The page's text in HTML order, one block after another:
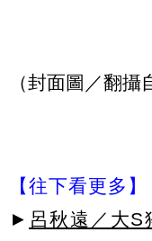
（封面圖／翻攝
【往下看更多】
► 呂秋遠／大S